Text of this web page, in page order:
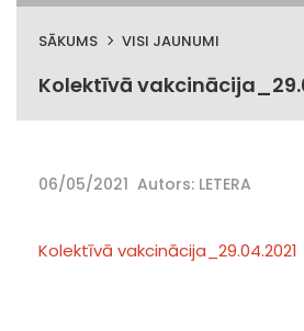
SĀKUMS VISI JAUNUMI
Kolektīvā
06/05/2021 Autors: LETERA
Kolektīvā vakcinācija_29.04.2021